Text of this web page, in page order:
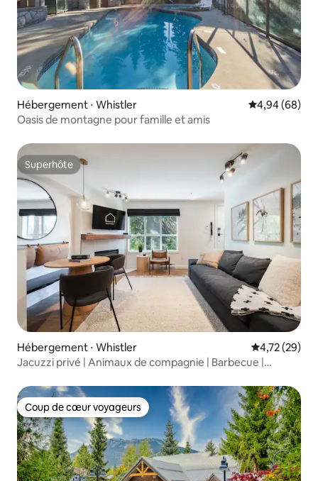
Hébergement ⋅ Whistler Évaluation
4,94 (68)
Oasis de montagne pour famille et amis
Superhôte
Superhôte
Hébergement ⋅ Whistler Évaluation
4,72 (29)
Jacuzzi privé | Animaux de compagnie | Barbecue |
Coup de cœur voyageurs
Coup de cœur voyageurs